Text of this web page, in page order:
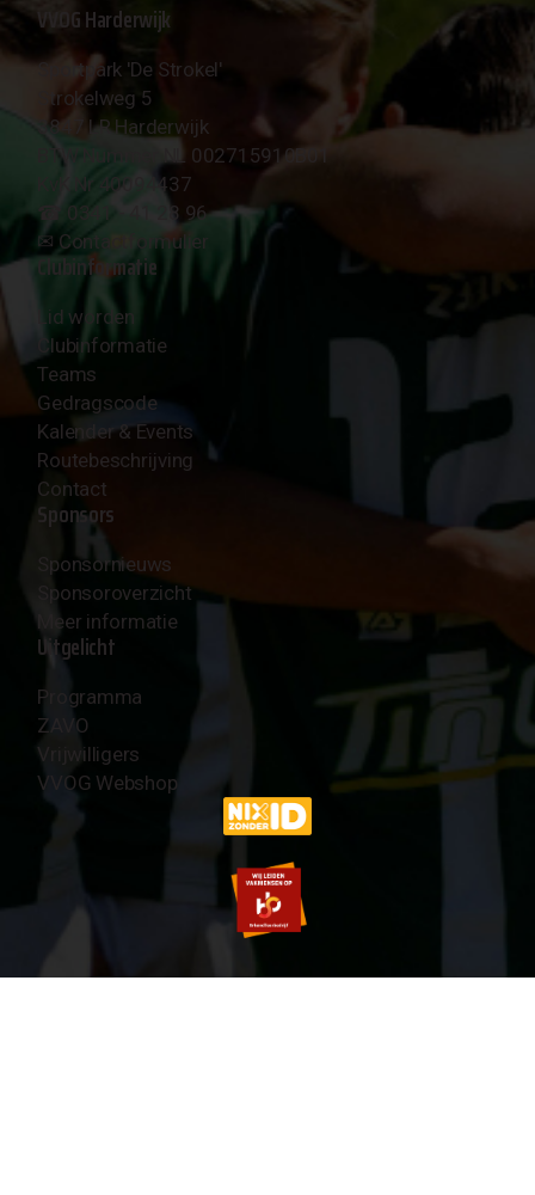
VVOG Harderwijk
Sportpark 'De Strokel'
Strokelweg 5
3847 LR Harderwijk
BTW Nummer NL 002715910B01
KvK Nr 40094437
☎︎ 0341 - 41 28 96
✉︎ Contactformulier
Clubinformatie
Lid worden
Clubinformatie
Teams
Gedragscode
Kalender & Events
Routebeschrijving
Contact
Sponsors
Sponsornieuws
Sponsoroverzicht
Meer informatie
Uitgelicht
Programma
ZAVO
Vrijwilligers
VVOG Webshop